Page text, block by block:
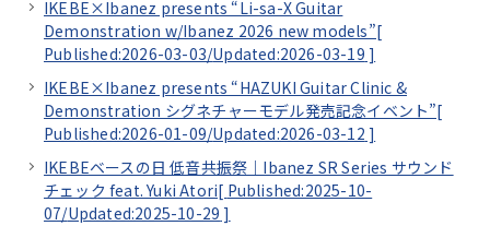
IKEBE×Ibanez presents “Li-sa-X Guitar
Demonstration w/Ibanez 2026 new models”[
Published:2026-03-03/Updated:2026-03-19 ]
IKEBE×Ibanez presents “HAZUKI Guitar Clinic &
Demonstration シグネチャーモデル発売記念イベント”[
Published:2026-01-09/Updated:2026-03-12 ]
IKEBEベースの日 低音共振祭｜Ibanez SR Series サウンド
チェック feat. Yuki Atori[ Published:2025-10-
07/Updated:2025-10-29 ]